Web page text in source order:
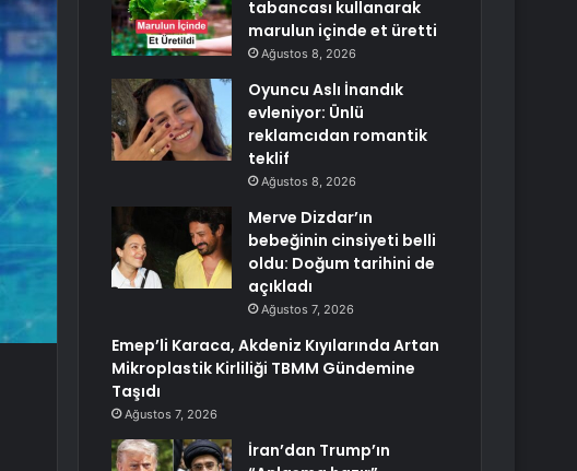
tabancası kullanarak
marulun içinde et üretti
Ağustos 8, 2026
Oyuncu Aslı İnandık
evleniyor: Ünlü
reklamcıdan romantik
teklif
Ağustos 8, 2026
Merve Dizdar’ın
bebeğinin cinsiyeti belli
oldu: Doğum tarihini de
açıkladı
Ağustos 7, 2026
Emep’li Karaca, Akdeniz Kıyılarında Artan
Mikroplastik Kirliliği TBMM Gündemine
Taşıdı
Ağustos 7, 2026
İran’dan Trump’ın